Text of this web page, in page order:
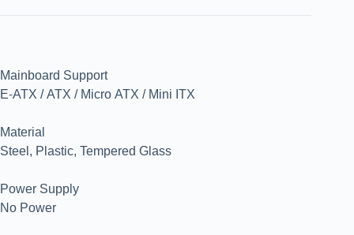
Mainboard Support
E-ATX / ATX / Micro ATX / Mini ITX
Material
Steel, Plastic, Tempered Glass
Power Supply
No Power